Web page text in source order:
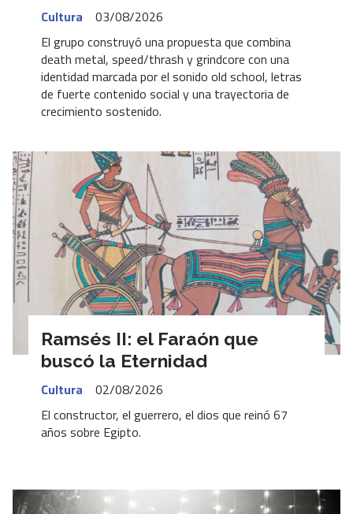
Cultura
03/08/2026
El grupo construyó una propuesta que combina
death metal, speed/thrash y grindcore con una
identidad marcada por el sonido old school, letras
de fuerte contenido social y una trayectoria de
crecimiento sostenido.
Ramsés II: el Faraón que
buscó la Eternidad
Cultura
02/08/2026
El constructor, el guerrero, el dios que reinó 67
años sobre Egipto.